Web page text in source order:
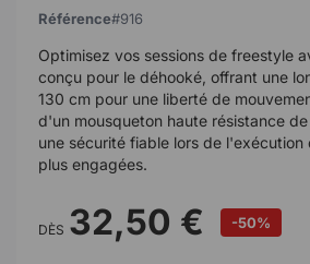
Référence 916
Optimisez vos sessions de freestyle
conçu pour le déhooké, offrant une
130 cm pour une liberté de
d'un mousqueton haute résistance
une sécurité fiable lors de l'exécution
plus engagées.
DÈS 32,50 € -50%